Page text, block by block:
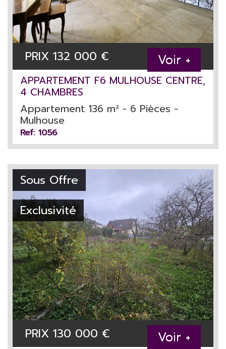
PRIX 132 000 € Voir +
APPARTEMENT F6 MULHOUSE CENTRE,
4 CHAMBRES
Appartement 136 m² - 6 Pièces -
Mulhouse
Ref: 1056
Sous Offre
Exclusivité
PRIX 130 000 € Voir +